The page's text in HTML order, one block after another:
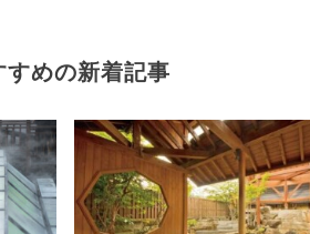
すめの新着記事